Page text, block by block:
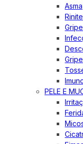
Asma
Rinite
PELE E